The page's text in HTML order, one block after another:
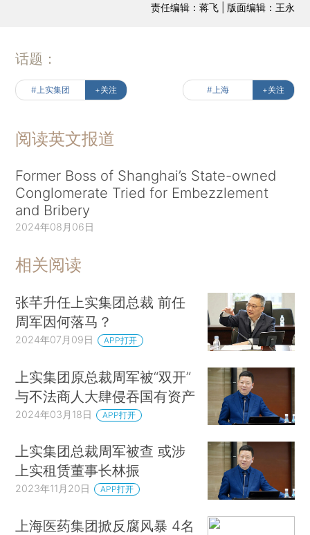
责任编辑：蒋飞 | 版面编辑：王永
话题：
#上实集团 +关注 #上海 +关注
阅读英文报道
Former Boss of Shanghai’s State-owned
Conglomerate Tried for Embezzlement
and Bribery
2024年08月06日
相关阅读
张芊升任上实集团总裁 前任
周军因何落马？
2024年07月09日 APP打开
上实集团原总裁周军被“双开”
与不法商人大肆侵吞国有资产
2024年03月18日 APP打开
上实集团总裁周军被查 或涉
上实租赁董事长林振
2023年11月20日 APP打开
上海医药集团掀反腐风暴 4名